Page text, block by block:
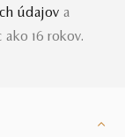
údajov a
16 rokov.